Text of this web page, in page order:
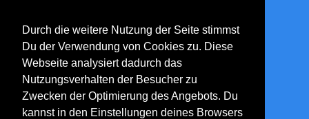
Durch die weitere Nutzung der Seite stimmst
Du der Verwendung von Cookies zu. Diese
Webseite analysiert dadurch das
Nutzungsverhalten der Besucher zu
Zwecken der Optimierung des Angebots. Du
kannst in den Einstellungen deines Browsers